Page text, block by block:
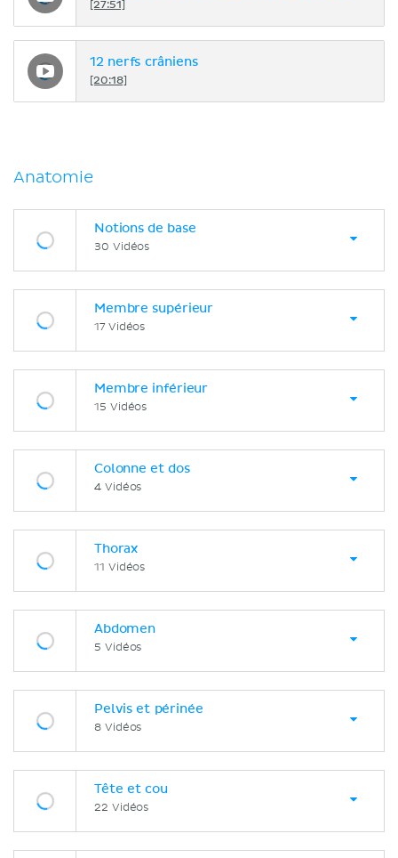
[27:51]
12 nerfs crâniens
[20:18]
Anatomie
Notions de base
30 Vidéos
Membre supérieur
17 Vidéos
Membre inférieur
15 Vidéos
Colonne et dos
4 Vidéos
Thorax
11 Vidéos
Abdomen
5 Vidéos
Pelvis et périnée
8 Vidéos
Tête et cou
22 Vidéos